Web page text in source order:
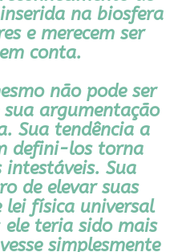
na biosfera
e merecem ser
conta.
não pode ser
argumentação
Sua tendência a
defini-los torna
Sua
de elevar suas
lei física universal
teria sido mais
simplesmente